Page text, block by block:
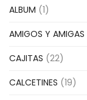
ALBUM (1)
AMIGOS Y AMIGAS
CAJITAS (22)
CALCETINES (19)